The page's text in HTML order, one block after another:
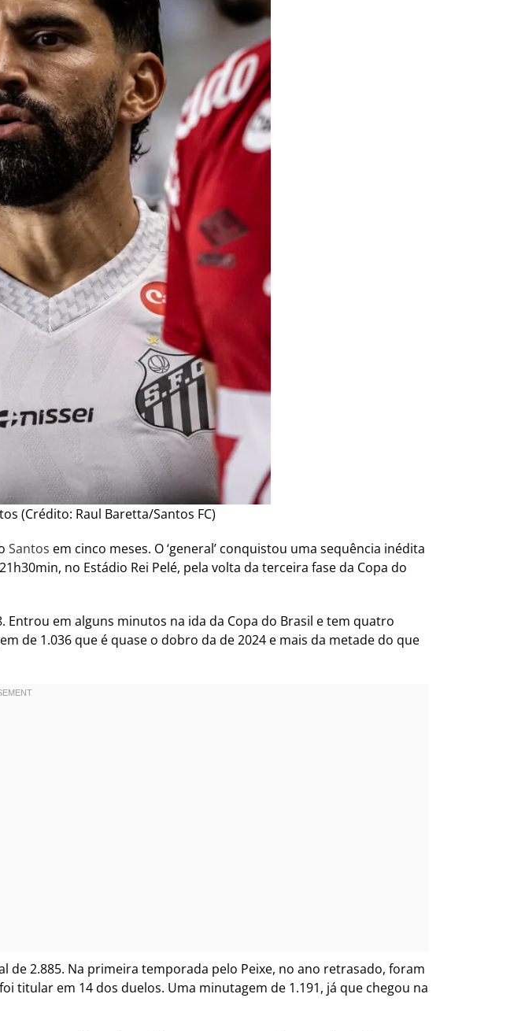
(Crédito: Raul Baretta/Santos FC)
Santos em cinco meses. O ‘general’ conquistou uma sequência inédita
no Estádio Rei Pelé, pela volta da terceira fase da Copa do
em alguns minutos na ida da Copa do Brasil e tem quatro
de 1.036 que é quase o dobro da de 2024 e mais da metade do que
de 2.885. Na primeira temporada pelo Peixe, no ano retrasado, foram
titular em 14 dos duelos. Uma minutagem de 1.191, já que chegou na